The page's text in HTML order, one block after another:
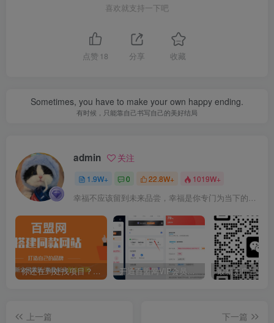
喜欢就支持一下吧
点赞 18 分享 收藏
Sometimes, you have to make your own happy ending.
有时候，只能靠自己书写自己的美好结局
admin 关注
1.9W+ 0 22.8W+ 1019W+
幸福不应该留到未来品尝，幸福是你专门为当下的自己所准备的
你还在到处找项目？还在当韭菜？我靠卖项目一个月收入5万+，曾经我也是个失败者。 开通百盟网VIP会员，尊享全站资源免费下载，享70%的推广提成！！【限时五折优惠】
上一篇
下一篇